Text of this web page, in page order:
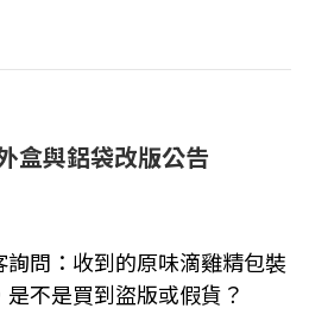
盒與鋁袋改版公告
問：收到的原味滴雞精包裝
不是買到盜版或假貨？